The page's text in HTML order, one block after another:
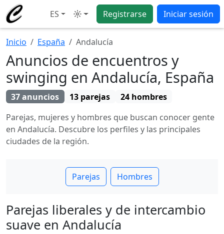
ES Modo Registrarse Iniciar sesión
Inicio España Andalucía
Anuncios de encuentros y
swinging en Andalucía, España
37 anuncios 13 parejas
24 hombres
Parejas, mujeres y hombres que buscan conocer gente
en Andalucía. Descubre los perfiles y las principales
ciudades de la región.
Parejas Hombres
Parejas liberales y de intercambio
suave en Andalucía